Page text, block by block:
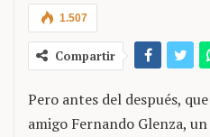
1.507
Compartir
Pero antes del después,
amigo Fernando Glenza,